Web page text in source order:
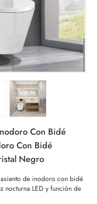
Con Bidé
Con Bidé
Negro
de inodoro con bidé
nocturna LED y función de